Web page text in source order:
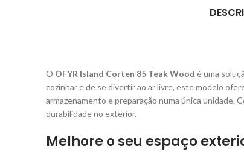
O OFYR Island Corten 85 Teak Wood é uma
cozinhar e de se divertir ao ar livre, este modelo
armazenamento e preparação numa única unidade.
durabilidade no exterior.
Melhore o seu espaço